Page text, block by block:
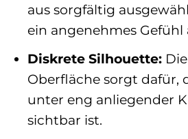
aus sorgfältig
ein angenehmes Gefühl
Diskrete Silhouette:
Oberfläche sorgt dafür,
unter eng anliegender
sichtbar ist.